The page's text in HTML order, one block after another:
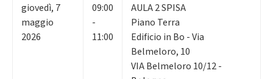
giovedì, 7
maggio
2026
09:00
-
11:00
AULA 2 SPISA
Piano Terra
Edificio in Bo - Via
Belmeloro, 10
VIA Belmeloro 10/12 -